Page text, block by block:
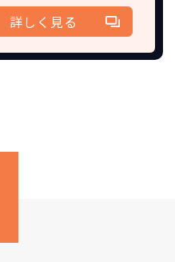
詳しく見る